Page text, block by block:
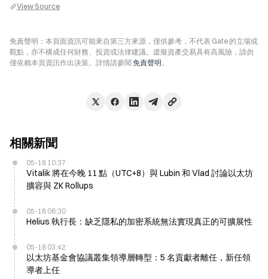
View Source
免責聲明：本頁面資訊可能來自第三方來源，僅供參考，不代表 Gate 的立場或
觀點，亦不構成任何財務、投資或法律建議。虛擬資產交易具有高風險，請勿
僅依賴本頁資訊作出決策。詳情請參閱 免責聲明。
相關新聞
05-18 10:37
Vitalik 將在今晚 11 點（UTC+8）與 Lubin 和 Vlad 討論以太坊
擴容與 ZK Rollups
05-18 06:30
Helius 執行長：缺乏隱私的加密系統無法實現真正的可擴展性
05-18 03:42
以太坊基金會協議叢集領導層轉型：5 名貢獻者離任，新任領
導者上任